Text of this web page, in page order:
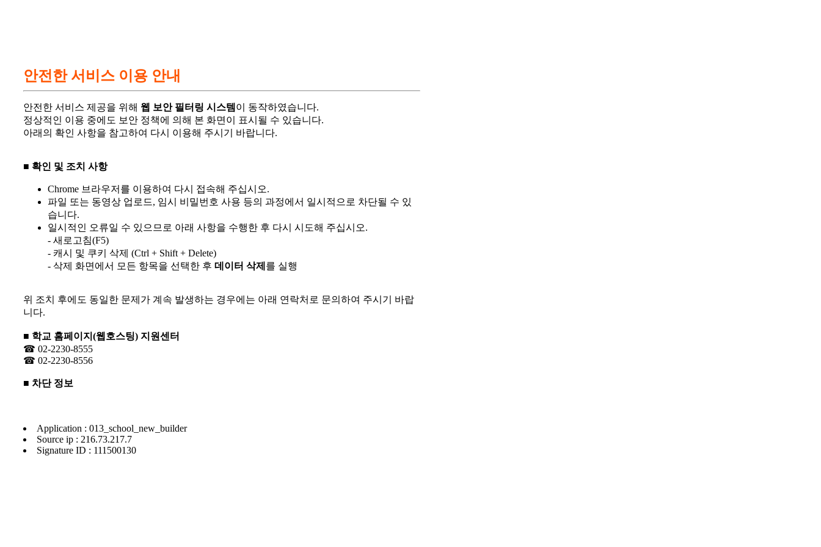
안전한 서비스 이용 안내
안전한 서비스 제공을 위해 웹 보안 필터링 시스템 이 동작하였습니다.
정상적인 이용 중에도 보안 정책에 의해 본 화면이 표시될 수 있습니다.
아래의 확인 사항을 참고하여 다시 이용해 주시기 바랍니다.
■ 확인 및 조치 사항
Chrome 브라우저를 이용하여 다시 접속해 주십시오.
파일 또는 동영상 업로드, 임시 비밀번호 사용 등의 과정에서 일시적으로 차단될 수 있
습니다.
일시적인 오류일 수 있으므로 아래 사항을 수행한 후 다시 시도해 주십시오.
- 새로고침(F5)
- 캐시 및 쿠키 삭제 (Ctrl + Shift + Delete)
- 삭제 화면에서 모든 항목을 선택한 후 데이터 삭제 를 실행
위 조치 후에도 동일한 문제가 계속 발생하는 경우에는 아래 연락처로 문의하여 주시기 바랍
니다.
■ 학교 홈페이지(웹호스팅) 지원센터
☎ 02-2230-8555
☎ 02-2230-8556
■ 차단 정보
Application : 013_school_new_builder
Source ip : 216.73.217.7
Signature ID : 111500130